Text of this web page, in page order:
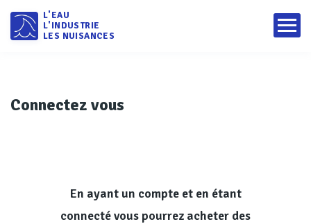
L'EAU
L'INDUSTRIE
LES NUISANCES
Connectez vous
En ayant un compte et en étant
connecté vous pourrez acheter des